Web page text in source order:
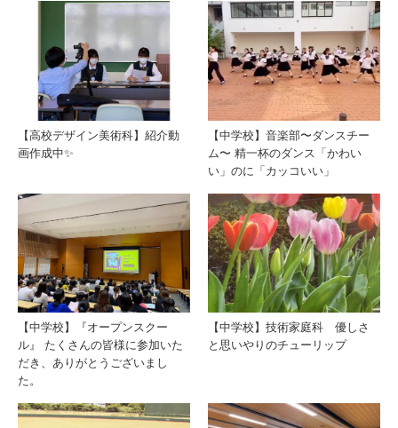
【高校デザイン美術科】紹介動
画作成中✨
【中学校】音楽部〜ダンスチー
ム〜 精一杯のダンス「かわい
い」のに「カッコいい」
【中学校】『オープンスクー
ル』 たくさんの皆様に参加いた
だき、ありがとうございまし
た。
【中学校】技術家庭科 優しさ
と思いやりのチューリップ